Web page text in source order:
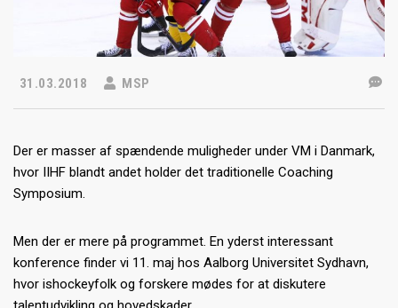
31.03.2018 MSP
Der er masser af spændende muligheder under VM i Danmark,
hvor IIHF blandt andet holder det traditionelle Coaching
Symposium.
Men der er mere på programmet. En yderst interessant
konference finder vi 11. maj hos Aalborg Universitet Sydhavn,
hvor ishockeyfolk og forskere mødes for at diskutere